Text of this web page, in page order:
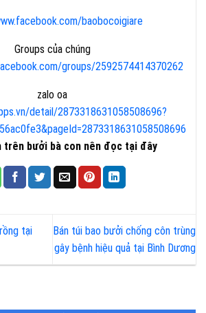
baobocoigiare
Groups của chúng
groups/2592574414370262
zalo oa
detail/2873318631058508696?
trên bưởi bà con nên đọc tại đây
tại
Bán túi bao bưởi chống côn trùng
gây bệnh hiệu quả tại Bình Dương